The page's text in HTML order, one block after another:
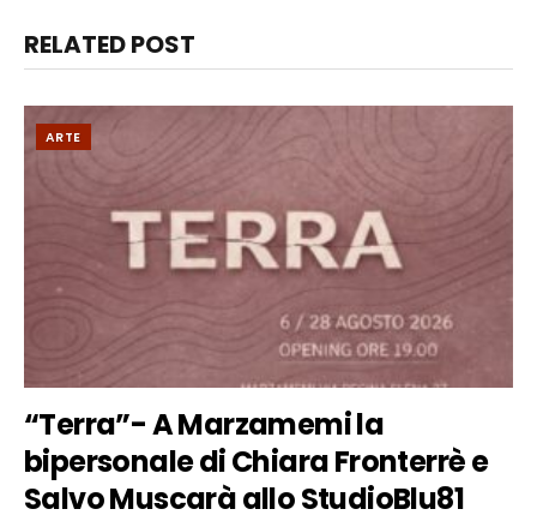
RELATED POST
ARTE
“Terra”- A Marzamemi la
bipersonale di Chiara Fronterrè e
Salvo Muscarà allo StudioBlu81